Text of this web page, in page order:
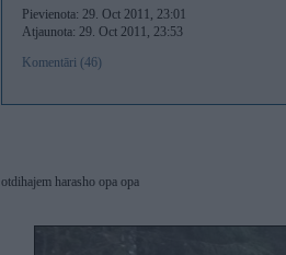
Pievienota: 29. Oct 2011, 23:01
Atjaunota: 29. Oct 2011, 23:53
Komentāri (46)
otdihajem harasho opa opa